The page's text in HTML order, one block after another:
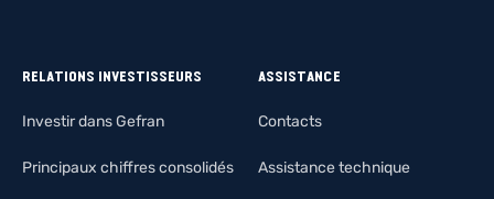
RELATIONS INVESTISSEURS
Investir dans Gefran
Principaux chiffres consolidés
ASSISTANCE
Contacts
Assistance technique